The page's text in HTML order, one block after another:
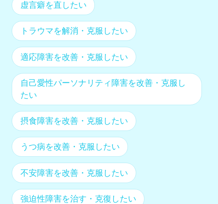
虚言癖を直したい
トラウマを解消・克服したい
適応障害を改善・克服したい
自己愛性パーソナリティ障害を改善・克服し
たい
摂食障害を改善・克服したい
うつ病を改善・克服したい
不安障害を改善・克服したい
強迫性障害を治す・克復したい